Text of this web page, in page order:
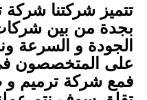
تتميز شركتنا شركة
بجدة من بين شركات
الجودة و السرعة
على المتخصصون فى
فمع شركة ترميم و